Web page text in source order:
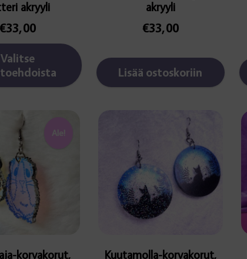
akryyli
€33,00
Valitse
akryyli
€33,00
Lisää ostoskoriin
Ale!
korvakorut,
Kuutamolla-korvakorut,